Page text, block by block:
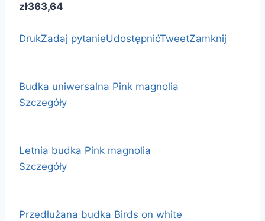
zł363,64
DrukZadaj pytanieUdostępnićTweetZamknij
Budka uniwersalna Pink magnolia
Szczegóły
Letnia budka Pink magnolia
Szczegóły
Przedłużana budka Birds on white